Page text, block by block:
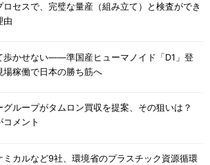
ロセスで、完璧な量産（組み立て）と検査ができ
由
歩かせない――準国産ヒューマノイド「D1」登
場稼働で日本の勝ち筋へ
グループがタムロン買収を提案、その狙いは？
コメント
ミカルなど9社、環境省のプラスチック資源循環